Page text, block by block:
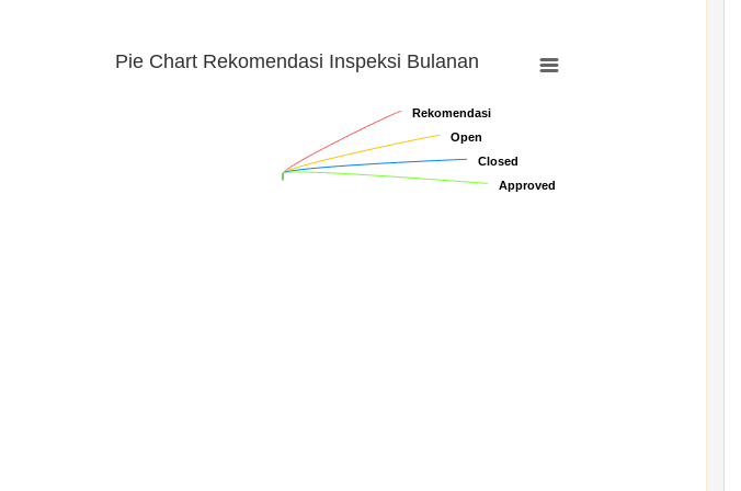
Pie Chart Rekomendasi Inspeksi Bulanan
Rekomendasi
Rekomendasi
Open
Open
Closed
Closed
Approved
Approved